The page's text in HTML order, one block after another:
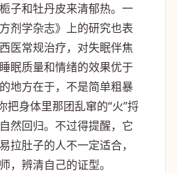
子和牡丹皮来清郁热。一
剂学杂志》上的研究也表
医常规治疗，对失眠伴焦
眠质量和情绪的效果优于
地方在于，不是简单粗暴
把身体里那团乱窜的“火”捋
然回归。不过得提醒，它
拉肚子的人不一定适合，
，辨清自己的证型。